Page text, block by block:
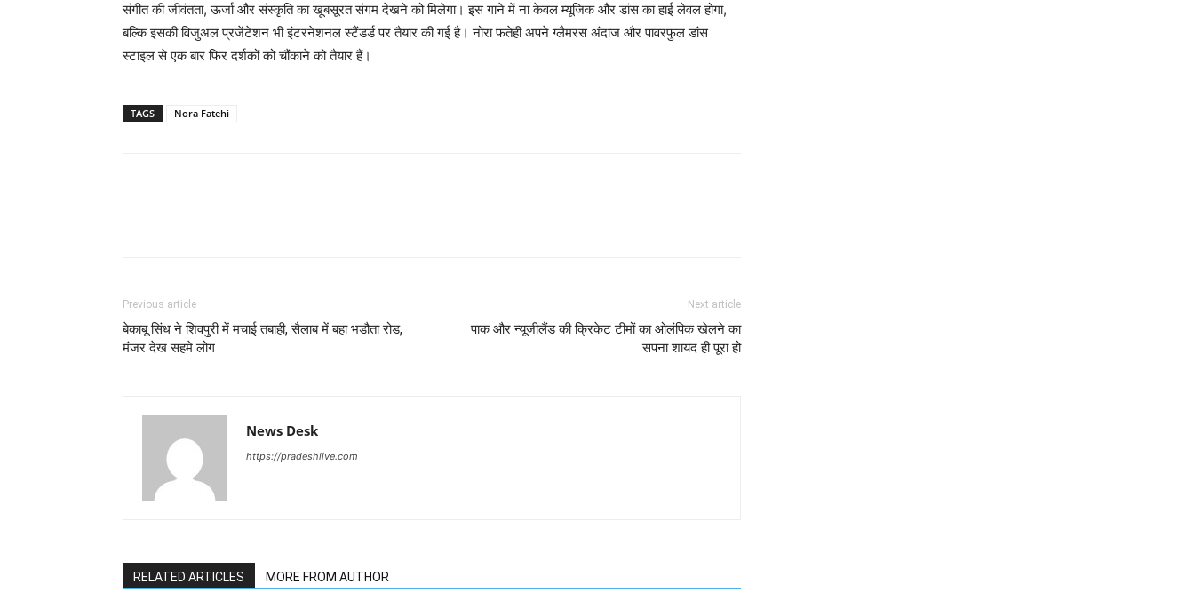
संगीत की जीवंतता, ऊर्जा और संस्कृति का खूबसूरत संगम देखने को मिलेगा। इस गाने में ना केवल म्यूजिक और डांस का हाई लेवल होगा,
बल्कि इसकी विजुअल प्रजेंटेशन भी इंटरनेशनल स्टैंडर्ड पर तैयार की गई है। नोरा फतेही अपने ग्लैमरस अंदाज और पावरफुल डांस
स्टाइल से एक बार फिर दर्शकों को चौंकाने को तैयार हैं।
TAGS Nora Fatehi
Previous article
बेकाबू सिंध ने शिवपुरी में मचाई तबाही, सैलाब में बहा भडौता रोड,
मंजर देख सहमे लोग
Next article
पाक और न्यूजीलैंड की क्रिकेट टीमों का ओलंपिक खेलने का
सपना शायद ही पूरा हो
News Desk
https://pradeshlive.com
RELATED ARTICLES MORE FROM AUTHOR